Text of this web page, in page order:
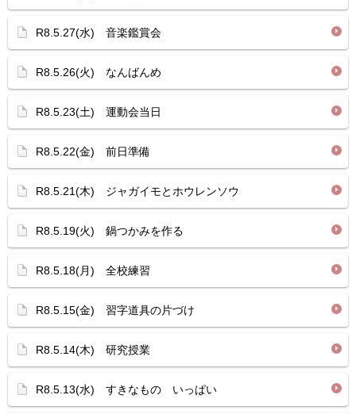
R8.5.27(水) 音楽鑑賞会
R8.5.26(火) なんばんめ
R8.5.23(土) 運動会当日
R8.5.22(金) 前日準備
R8.5.21(木) ジャガイモとホウレンソウ
R8.5.19(火) 鍋つかみを作る
R8.5.18(月) 全校練習
R8.5.15(金) 習字道具の片づけ
R8.5.14(木) 研究授業
R8.5.13(水) すきなもの いっぱい